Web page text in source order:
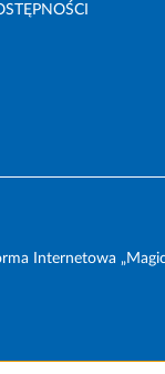
Internetowa